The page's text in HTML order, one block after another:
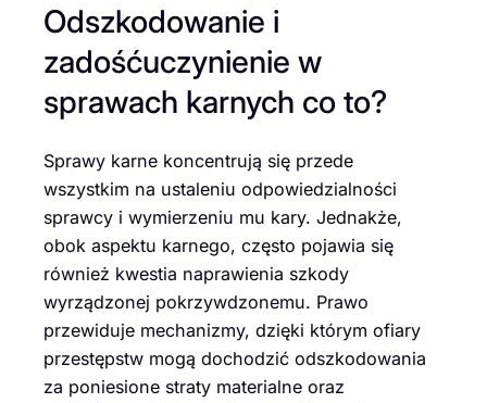
Odszkodowanie i
zadośćuczynienie w
sprawach karnych co to?
Sprawy karne koncentrują się przede
wszystkim na ustaleniu odpowiedzialności
sprawcy i wymierzeniu mu kary. Jednakże,
obok aspektu karnego, często pojawia się
również kwestia naprawienia szkody
wyrządzonej pokrzywdzonemu. Prawo
przewiduje mechanizmy, dzięki którym ofiary
przestępstw mogą dochodzić odszkodowania
za poniesione straty materialne oraz